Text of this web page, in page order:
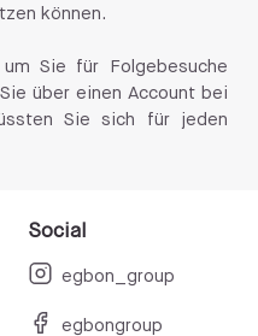
können.
Sie für Folgebesuche
über einen Account bei
Sie sich für jeden
Social
egbon_group
egbongroup